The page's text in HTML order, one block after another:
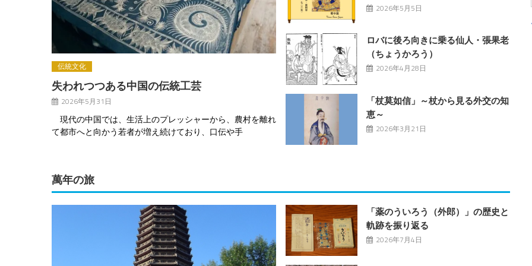
伝統文化
失われつつある中国の伝統工芸
2026年5月31日
現代の中国では、生活上のプレッシャーから、農村を離れ
て都市へと向かう若者が増え続けており、口伝や手
2026年5月5日
ロバに後ろ向きに乗る仙人・張果老
（ちょうかろう）
2026年4月28日
「杖莫如信」～杖から見る外交の知
恵～
2026年3月21日
萬年の旅
「薬のういろう（外郎）」の歴史と
軌跡を振り返る
2026年7月4日